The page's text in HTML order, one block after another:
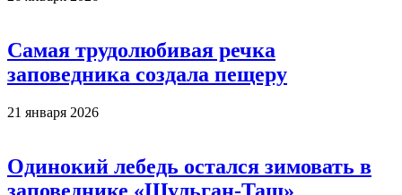
Самая трудолюбивая речка
заповедника создала пещеру
21 января 2026
Одинокий лебедь остался зимовать в